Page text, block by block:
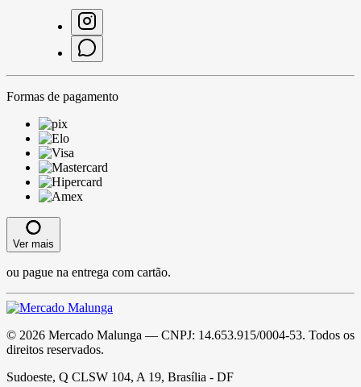
Formas de pagamento
Ver mais
ou pague na entrega com cartão.
© 2026 Mercado Malunga — CNPJ: 14.653.915/0004-53. Todos os
direitos reservados.
Sudoeste, Q CLSW 104, A 19, Brasília - DF